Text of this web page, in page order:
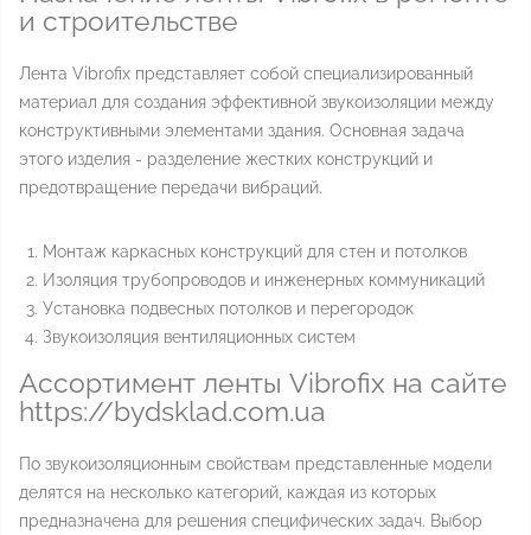
и строительстве
Лента Vibrofix представляет собой специализированный
материал для создания эффективной звукоизоляции между
конструктивными элементами здания. Основная задача
этого изделия - разделение жестких конструкций и
предотвращение передачи вибраций.
Монтаж каркасных конструкций для стен и потолков
Изоляция трубопроводов и инженерных коммуникаций
Установка подвесных потолков и перегородок
Звукоизоляция вентиляционных систем
Ассортимент ленты Vibrofix на сайте
https://bydsklad.com.ua
По звукоизоляционным свойствам представленные модели
делятся на несколько категорий, каждая из которых
предназначена для решения специфических задач. Выбор